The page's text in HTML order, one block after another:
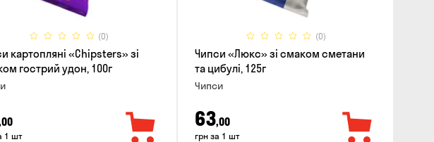
(0)
картопляні «Chipsters» зі
гострий удон, 100г
1 шт
(0)
Чипси «Люкс» зі смаком сметани
та цибулі, 125г
Чипси
63,00
грн за 1 шт